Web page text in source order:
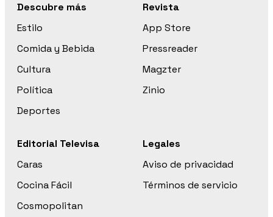
Descubre más
Estilo
Comida y Bebida
Cultura
Política
Deportes
Revista
App Store
Pressreader
Magzter
Zinio
Editorial Televisa
Caras
Cocina Fácil
Cosmopolitan
Legales
Aviso de privacidad
Términos de servicio